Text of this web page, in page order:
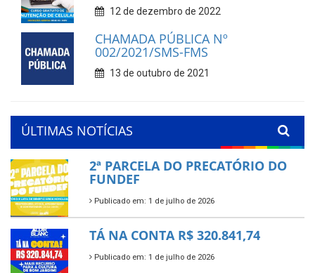
12 de dezembro de 2022
CHAMADA PÚBLICA Nº
002/2021/SMS-FMS
13 de outubro de 2021
ÚLTIMAS NOTÍCIAS
2ª PARCELA DO PRECATÓRIO DO
FUNDEF
Publicado em: 1 de julho de 2026
TÁ NA CONTA R$ 320.841,74
Publicado em: 1 de julho de 2026